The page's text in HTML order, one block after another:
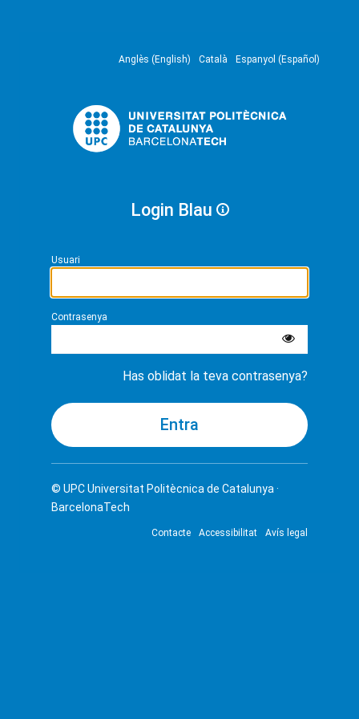
Anglès (English) Català Espanyol (Español)
Login Blau
Usuari
Contrasenya
Has oblidat la teva contrasenya?
© UPCUniversitat Politècnica de Catalunya ·
BarcelonaTech
Contacte Accessibilitat Avís legal